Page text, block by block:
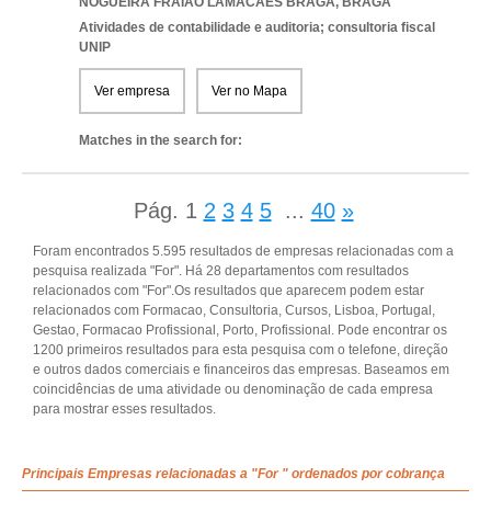
Atividades de contabilidade e auditoria; consultoria fiscal
UNIP
Ver empresa Ver no Mapa
Matches in the search for:
Pág. 1 2 3 4 5 ... 40 »
Foram encontrados 5.595 resultados de empresas relacionadas com a
pesquisa realizada "For". Há 28 departamentos com resultados
relacionados com "For".Os resultados que aparecem podem estar
relacionados com Formacao, Consultoria, Cursos, Lisboa, Portugal,
Gestao, Formacao Profissional, Porto, Profissional. Pode encontrar os
1200 primeiros resultados para esta pesquisa com o telefone, direção
e outros dados comerciais e financeiros das empresas. Baseamos em
coincidências de uma atividade ou denominação de cada empresa
para mostrar esses resultados.
Principais Empresas relacionadas a "For " ordenados por cobrança